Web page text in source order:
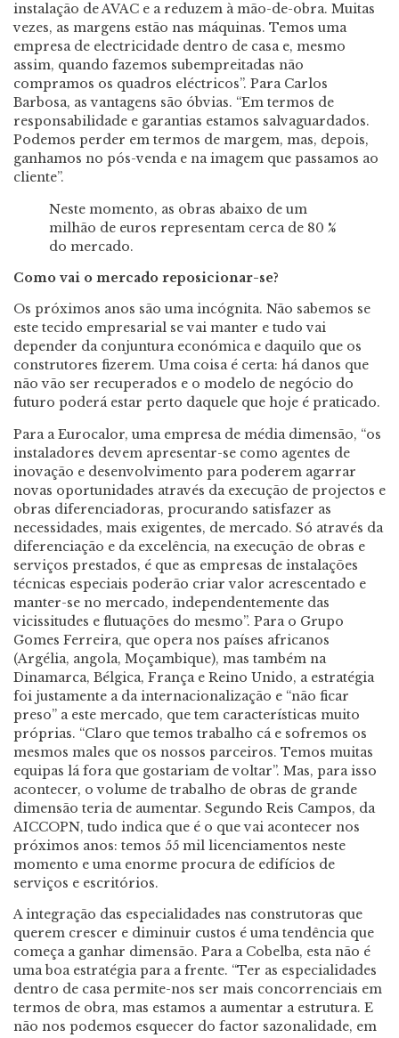
instalação de AVAC e a reduzem à mão-de-obra. Muitas
vezes, as margens estão nas máquinas. Temos uma
empresa de electricidade dentro de casa e, mesmo
assim, quando fazemos subempreitadas não
compramos os quadros eléctricos”. Para Carlos
Barbosa, as vantagens são óbvias. “Em termos de
responsabilidade e garantias estamos salvaguardados.
Podemos perder em termos de margem, mas, depois,
ganhamos no pós-venda e na imagem que passamos ao
cliente”.
Neste momento, as obras abaixo de um
milhão de euros representam cerca de 80 %
do mercado.
Como vai o mercado reposicionar-se?
Os próximos anos são uma incógnita. Não sabemos se
este tecido empresarial se vai manter e tudo vai
depender da conjuntura económica e daquilo que os
construtores fizerem. Uma coisa é certa: há danos que
não vão ser recuperados e o modelo de negócio do
futuro poderá estar perto daquele que hoje é praticado.
Para a Eurocalor, uma empresa de média dimensão, “os
instaladores devem apresentar-se como agentes de
inovação e desenvolvimento para poderem agarrar
novas oportunidades através da execução de projectos e
obras diferenciadoras, procurando satisfazer as
necessidades, mais exigentes, de mercado. Só através da
diferenciação e da excelência, na execução de obras e
serviços prestados, é que as empresas de instalações
técnicas especiais poderão criar valor acrescentado e
manter-se no mercado, independentemente das
vicissitudes e flutuações do mesmo”. Para o Grupo
Gomes Ferreira, que opera nos países africanos
(Argélia, angola, Moçambique), mas também na
Dinamarca, Bélgica, França e Reino Unido, a estratégia
foi justamente a da internacionalização e “não ficar
preso” a este mercado, que tem características muito
próprias. “Claro que temos trabalho cá e sofremos os
mesmos males que os nossos parceiros. Temos muitas
equipas lá fora que gostariam de voltar”. Mas, para isso
acontecer, o volume de trabalho de obras de grande
dimensão teria de aumentar. Segundo Reis Campos, da
AICCOPN, tudo indica que é o que vai acontecer nos
próximos anos: temos 55 mil licenciamentos neste
momento e uma enorme procura de edifícios de
serviços e escritórios.
A integração das especialidades nas construtoras que
querem crescer e diminuir custos é uma tendência que
começa a ganhar dimensão. Para a Cobelba, esta não é
uma boa estratégia para a frente. “Ter as especialidades
dentro de casa permite-nos ser mais concorrenciais em
termos de obra, mas estamos a aumentar a estrutura. E
não nos podemos esquecer do factor sazonalidade, em